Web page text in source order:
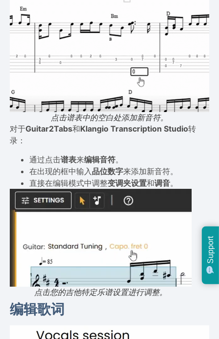
点击谱表中的空白处添加新音符。
对于Guitar2Tabs和Klangio Transcription Studio转
录：
通过点击谱表来编辑音符。
在出现的框中输入品位数字来添加新音符。
直接在编辑模式中调整变调夹设置和调音。
点击您的吉他特定乐谱设置进行调整。
编辑歌词
Support